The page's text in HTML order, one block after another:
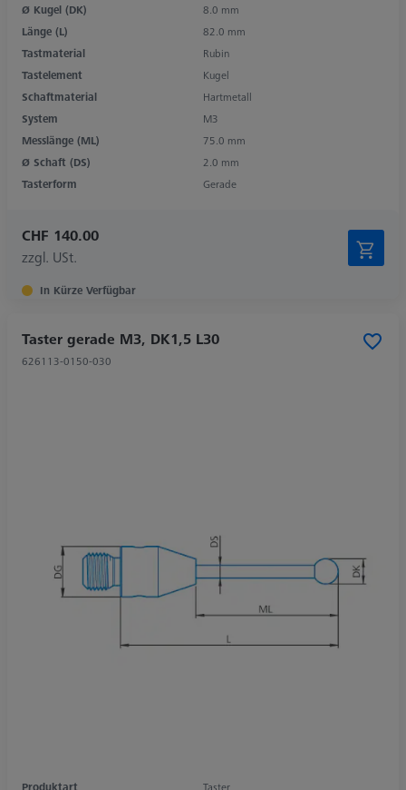
Ø Kugel (DK)
8.0 mm
Länge (L)
82.0 mm
Tastmaterial
Rubin
Tastelement
Kugel
Schaftmaterial
Hartmetall
System
M3
Messlänge (ML)
75.0 mm
Ø Schaft (DS)
2.0 mm
Tasterform
Gerade
CHF 140.00
zzgl. USt.
In Kürze Verfügbar
Taster gerade M3, DK1,5 L30
626113-0150-030
Produktart Taster